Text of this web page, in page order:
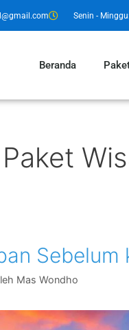
Senin -
Beranda
Sebelum
Mas Wondho